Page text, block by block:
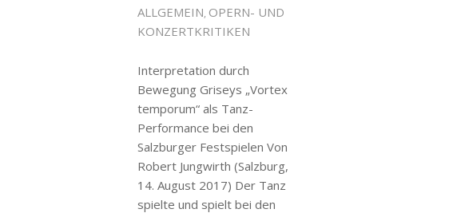
ALLGEMEIN, OPERN- UND
KONZERTKRITIKEN
Interpretation durch
Bewegung Griseys „Vortex
temporum“ als Tanz-
Performance bei den
Salzburger Festspielen Von
Robert Jungwirth (Salzburg,
14. August 2017) Der Tanz
spielte und spielt bei den